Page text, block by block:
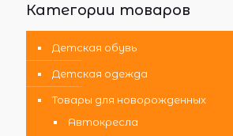
Категории товаров
Детская обувь
Детская одежда
Товары для новорожденных
Автокресла